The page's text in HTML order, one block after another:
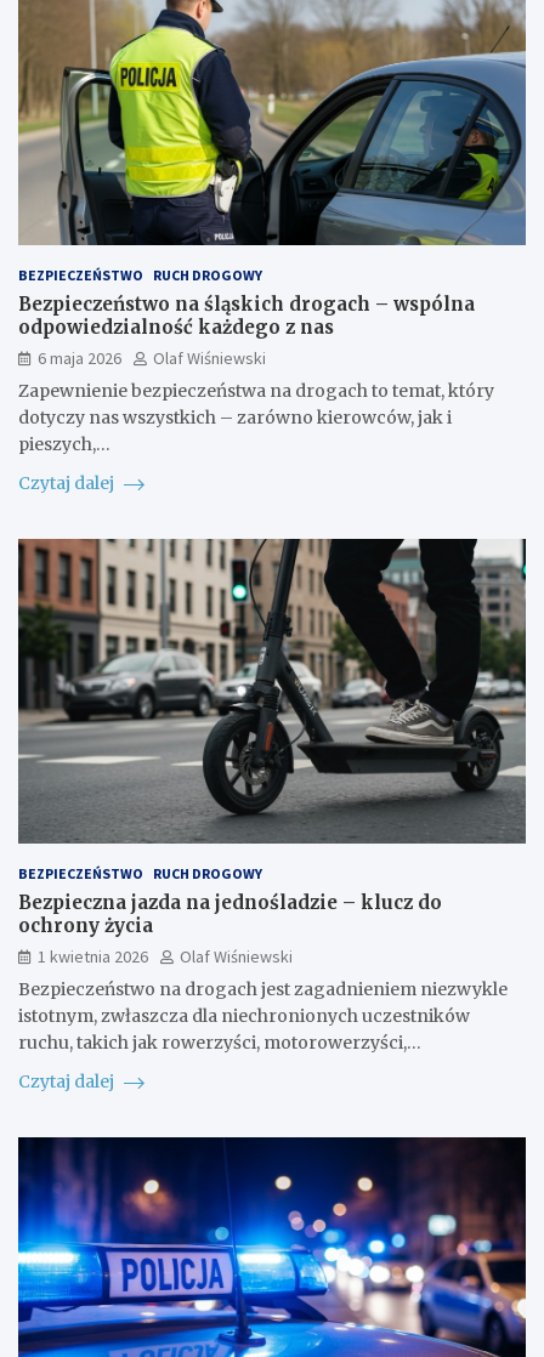
BEZPIECZEŃSTWO RUCH DROGOWY
Bezpieczeństwo na śląskich drogach – wspólna
odpowiedzialność każdego z nas
6 maja 2026
Olaf Wiśniewski
Zapewnienie bezpieczeństwa na drogach to temat, który
dotyczy nas wszystkich – zarówno kierowców, jak i
pieszych,…
Czytaj dalej
BEZPIECZEŃSTWO RUCH DROGOWY
Bezpieczna jazda na jednośladzie – klucz do
ochrony życia
1 kwietnia 2026
Olaf Wiśniewski
Bezpieczeństwo na drogach jest zagadnieniem niezwykle
istotnym, zwłaszcza dla niechronionych uczestników
ruchu, takich jak rowerzyści, motorowerzyści,…
Czytaj dalej